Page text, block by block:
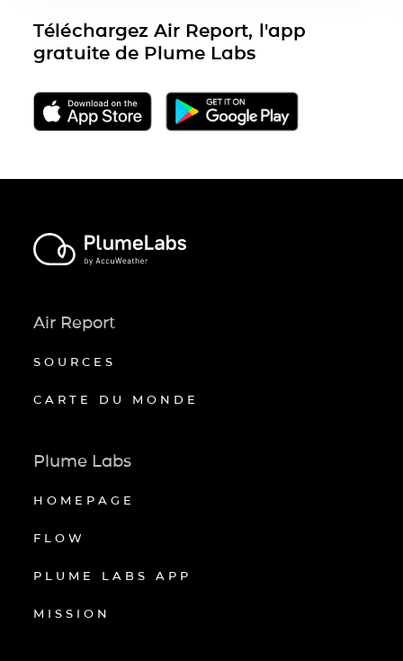
Téléchargez Air Report, l'app
gratuite de Plume Labs
Air Report
SOURCES
CARTE DU MONDE
Plume Labs
HOMEPAGE
FLOW
PLUME LABS APP
MISSION